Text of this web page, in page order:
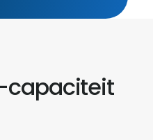
capaciteit